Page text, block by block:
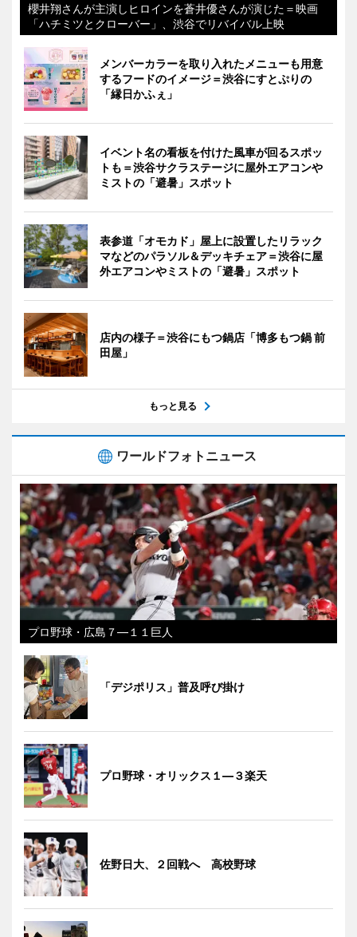
櫻井翔さんが主演しヒロインを蒼井優さんが演じた＝映画
「ハチミツとクローバー」、渋谷でリバイバル上映
メンバーカラーを取り入れたメニューも用意
するフードのイメージ＝渋谷にすとぷりの
「縁日かふぇ」
イベント名の看板を付けた風車が回るスポッ
トも＝渋谷サクラステージに屋外エアコンや
ミストの「避暑」スポット
表参道「オモカド」屋上に設置したリラック
マなどのパラソル＆デッキチェア＝渋谷に屋
外エアコンやミストの「避暑」スポット
店内の様子＝渋谷にもつ鍋店「博多もつ鍋 前
田屋」
もっと見る
ワールドフォトニュース
プロ野球・広島７―１１巨人
「デジポリス」普及呼び掛け
プロ野球・オリックス１―３楽天
佐野日大、２回戦へ 高校野球